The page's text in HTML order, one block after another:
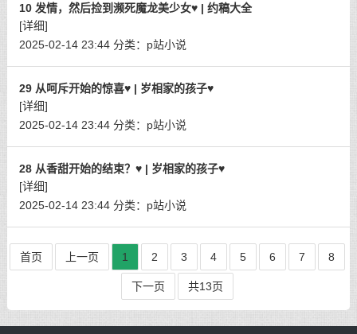
10 发情，然后捡到濒死魔龙美少女♥ | 约稿大全
[详细]
2025-02-14 23:44 分类： p站小说
29 从呵斥开始的惊喜♥ | 岁相家的孩子♥
[详细]
2025-02-14 23:44 分类： p站小说
28 从香甜开始的结束？♥ | 岁相家的孩子♥
[详细]
2025-02-14 23:44 分类： p站小说
首页 上一页 1 2 3 4 5 6 7 8
下一页 共13页